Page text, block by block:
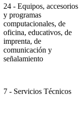
24 - Equipos, accesorios
y programas
computacionales, de
oficina, educativos, de
imprenta, de
comunicación y
señalamiento
7 - Servicios Técnicos